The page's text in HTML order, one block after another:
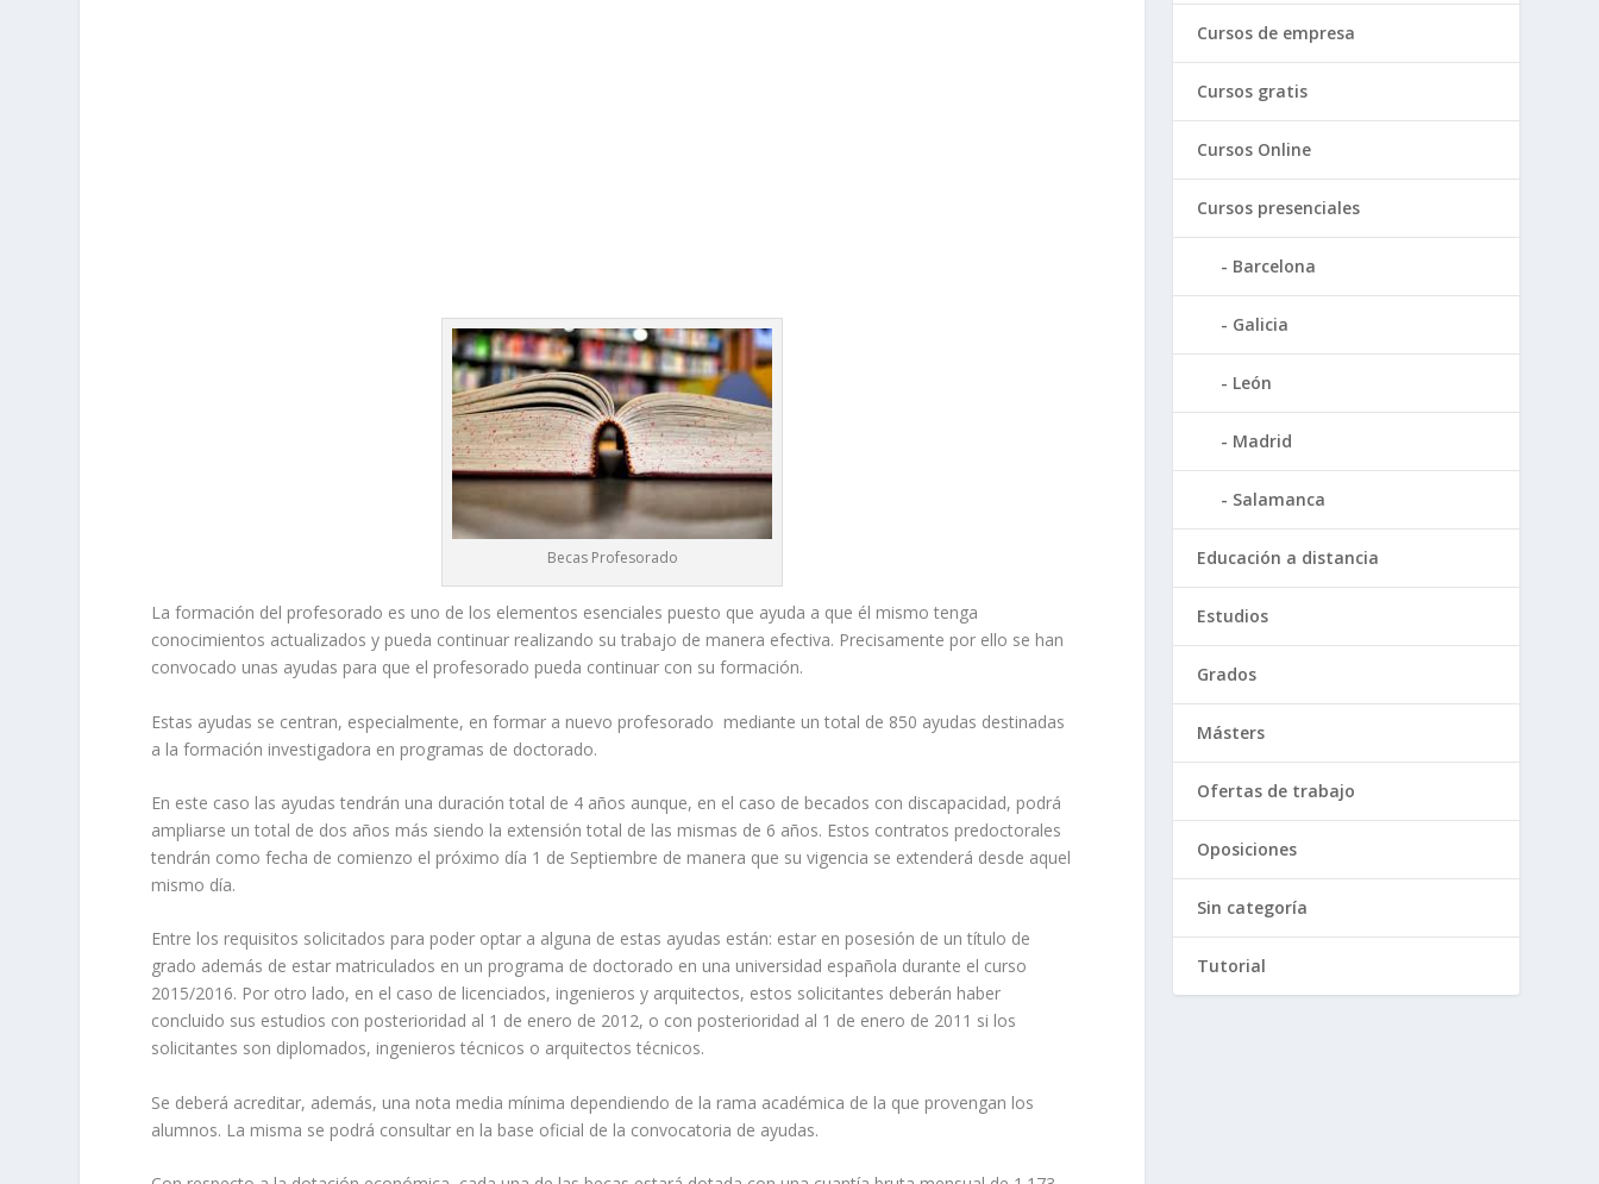
Becas Profesorado
La formación del profesorado es uno de los elementos esenciales puesto que ayuda a que él mismo tenga
conocimientos actualizados y pueda continuar realizando su trabajo de manera efectiva. Precisamente por ello se han
convocado unas ayudas para que el profesorado pueda continuar con su formación.
Estas ayudas se centran, especialmente, en formar a nuevo profesorado mediante un total de 850 ayudas destinadas
a la formación investigadora en programas de doctorado.
En este caso las ayudas tendrán una duración total de 4 años aunque, en el caso de becados con discapacidad, podrá
ampliarse un total de dos años más siendo la extensión total de las mismas de 6 años. Estos contratos predoctorales
tendrán como fecha de comienzo el próximo día 1 de Septiembre de manera que su vigencia se extenderá desde aquel
mismo día.
Entre los requisitos solicitados para poder optar a alguna de estas ayudas están: estar en posesión de un título de
grado además de estar matriculados en un programa de doctorado en una universidad española durante el curso
2015/2016. Por otro lado, en el caso de licenciados, ingenieros y arquitectos, estos solicitantes deberán haber
concluido sus estudios con posterioridad al 1 de enero de 2012, o con posterioridad al 1 de enero de 2011 si los
solicitantes son diplomados, ingenieros técnicos o arquitectos técnicos.
Se deberá acreditar, además, una nota media mínima dependiendo de la rama académica de la que provengan los
alumnos. La misma se podrá consultar en la base oficial de la convocatoria de ayudas.
Cursos de empresa
Cursos gratis
Cursos Online
Cursos presenciales
Barcelona
Galicia
León
Madrid
Salamanca
Educación a distancia
Estudios
Grados
Másters
Ofertas de trabajo
Oposiciones
Sin categoría
Tutorial